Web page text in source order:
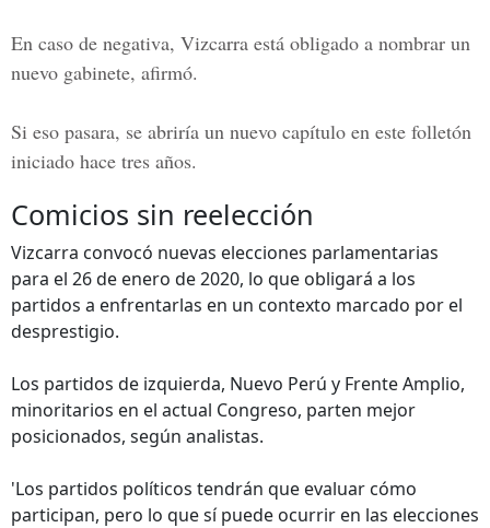
En caso de negativa, Vizcarra está obligado a nombrar un
nuevo gabinete, afirmó.
Si eso pasara, se abriría un nuevo capítulo en este folletón
iniciado hace tres años.
Comicios sin reelección
Vizcarra convocó nuevas elecciones parlamentarias
para el 26 de enero de 2020, lo que obligará a los
partidos a enfrentarlas en un contexto marcado por el
desprestigio.
Los partidos de izquierda, Nuevo Perú y Frente Amplio,
minoritarios en el actual Congreso, parten mejor
posicionados, según analistas.
'Los partidos políticos tendrán que evaluar cómo
participan, pero lo que sí puede ocurrir en las elecciones